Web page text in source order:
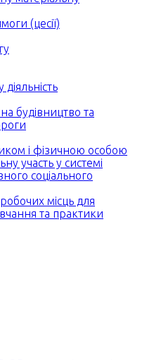
(цесії)
будівництво та
і фізичною особою
участь у системі
соціального
місць для
та практики